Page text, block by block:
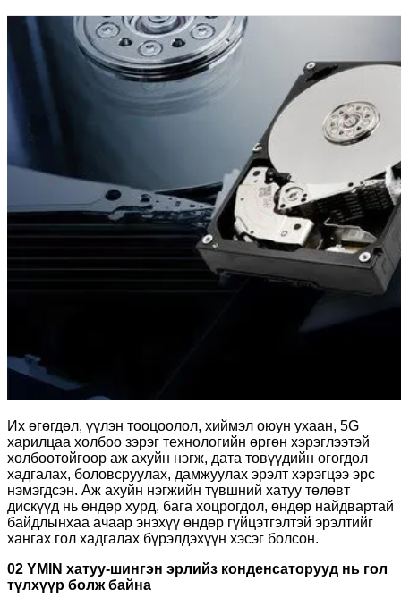
Их өгөгдөл, үүлэн тооцоолол, хиймэл оюун ухаан, 5G
харилцаа холбоо зэрэг технологийн өргөн хэрэглээтэй
холбоотойгоор аж ахуйн нэгж, дата төвүүдийн өгөгдөл
хадгалах, боловсруулах, дамжуулах эрэлт хэрэгцээ эрс
нэмэгдсэн. Аж ахуйн нэгжийн түвшний хатуу төлөвт
дискүүд нь өндөр хурд, бага хоцрогдол, өндөр найдвартай
байдлынхаа ачаар энэхүү өндөр гүйцэтгэлтэй эрэлтийг
хангах гол хадгалах бүрэлдэхүүн хэсэг болсон.
02 YMIN хатуу-шингэн эрлийз конденсаторууд нь гол
түлхүүр болж байна